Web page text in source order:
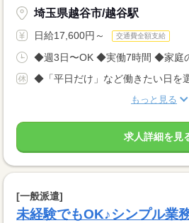
埼玉県越谷市/越谷駅
日給17,600円～ 交通費全額支給
◆週3日〜OK ◆実働7時間 ◆家庭
◆「平日だけ」など働きたい日を
もっと見る
求人詳細を見
[一般派遣]
未経験でもOK♪シンプル業